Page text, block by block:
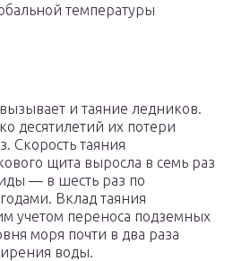
температуры
и таяние ледников.
десятилетий их потери
Скорость таяния
щита выросла в семь раз
— в шесть раз по
Вклад таяния
учетом переноса подземных
моря почти в два раза
воды.